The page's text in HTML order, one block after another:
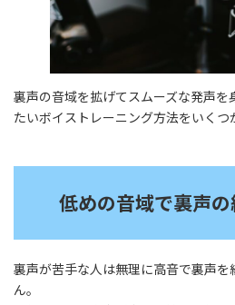
裏声の音域を拡げてスムーズな発声
たいボイストレーニング方法をいくつ
低めの音域で裏声
裏声が苦手な人は無理に高音で裏声を
ん。